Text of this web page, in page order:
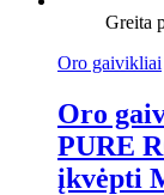
Greita
Oro gaivikliai
Oro
PURE
įkvėpti